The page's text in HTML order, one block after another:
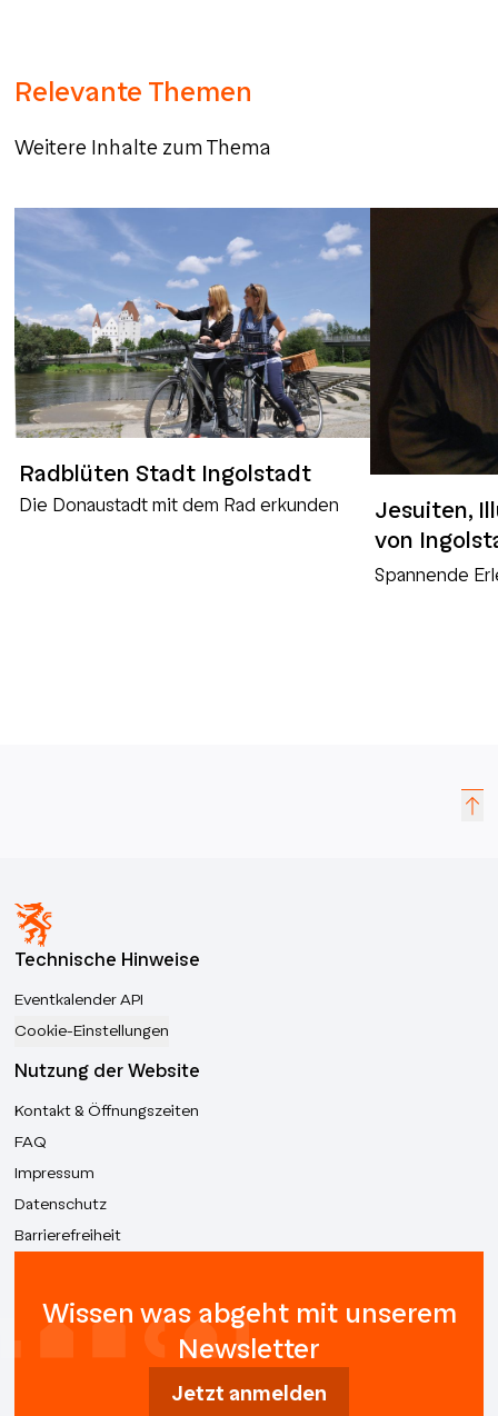
Relevante Themen
Weitere Inhalte zum Thema
Radblüten Stadt Ingolstadt
Die Donaustadt mit dem Rad erkunden
Jesuiten,
von
Spannende
Technische Hinweise
Eventkalender API
Cookie-Einstellungen
Nutzung der Website
Kontakt & Öffnungszeiten
FAQ
Impressum
Datenschutz
Barrierefreiheit
Wissen was abgeht mit unserem
Newsletter
Jetzt anmelden